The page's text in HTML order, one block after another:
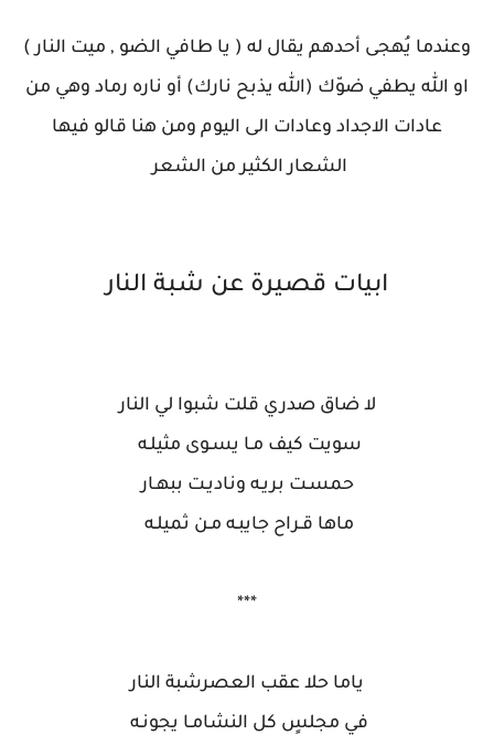
وعندما يُهجى أحدهم يقال له ( يا طافي الضو , ميت النار )
او الله يطفي ضوّك (الله يذبح نارك) أو ناره رماد وهي من
عادات الاجداد وعادات الى اليوم ومن هنا قالو فيها
الشعار الكثير من الشعر
ابيات قصيرة عن شبة النار
لا ضاق صدري قلت شبوا لي النار
سويت كيف مـا يسـوى مثيلـه
حمسـت بريـه وناديـت ببهـار
ماها قـراح جايبـه مـن ثميلـه
***
ياما حلا عقب العصرشبة النار
في مجلسٍ كل النشامـا يجونـه